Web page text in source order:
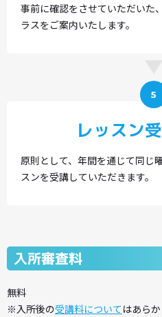
事前に確認をさせていただいた
ラスをご案内いたします。
5
レッスン
原則として、年間を通じて同じ
スンを受講していただきます。
入所審査料
無料
※入所後の受講料について はあら